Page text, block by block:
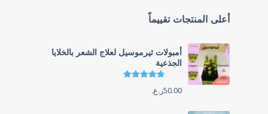
أعلى المنتجات تقييماً
أمبولات ثيرموسيل لعلاج الشعر بالخلايا
الجذعية
تم التقييم
50.00ر.ع.